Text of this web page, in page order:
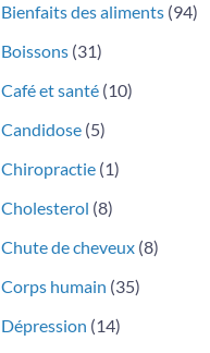
Bienfaits des aliments (94)
Boissons (31)
Café et santé (10)
Candidose (5)
Chiropractie (1)
Cholesterol (8)
Chute de cheveux (8)
Corps humain (35)
Dépression (14)